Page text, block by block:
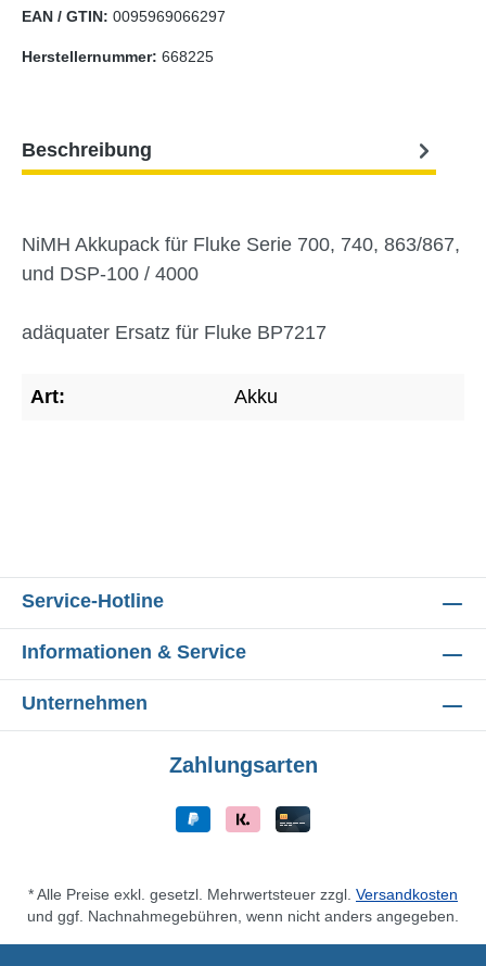
EAN / GTIN: 0095969066297
Herstellernummer: 668225
Beschreibung
NiMH Akkupack für Fluke Serie 700, 740, 863/867,
und DSP-100 / 4000
adäquater Ersatz für Fluke BP7217
Art: Akku
Service-Hotline
Informationen & Service
Unternehmen
Zahlungsarten
* Alle Preise exkl. gesetzl. Mehrwertsteuer zzgl. Versandkosten
und ggf. Nachnahmegebühren, wenn nicht anders angegeben.